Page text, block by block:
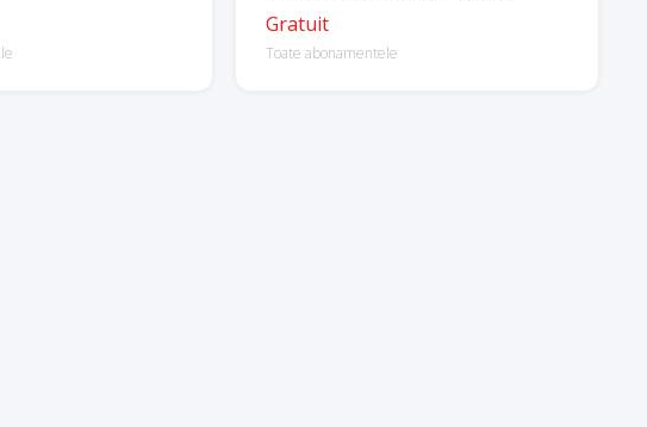
Gratuit
Toate abonamentele